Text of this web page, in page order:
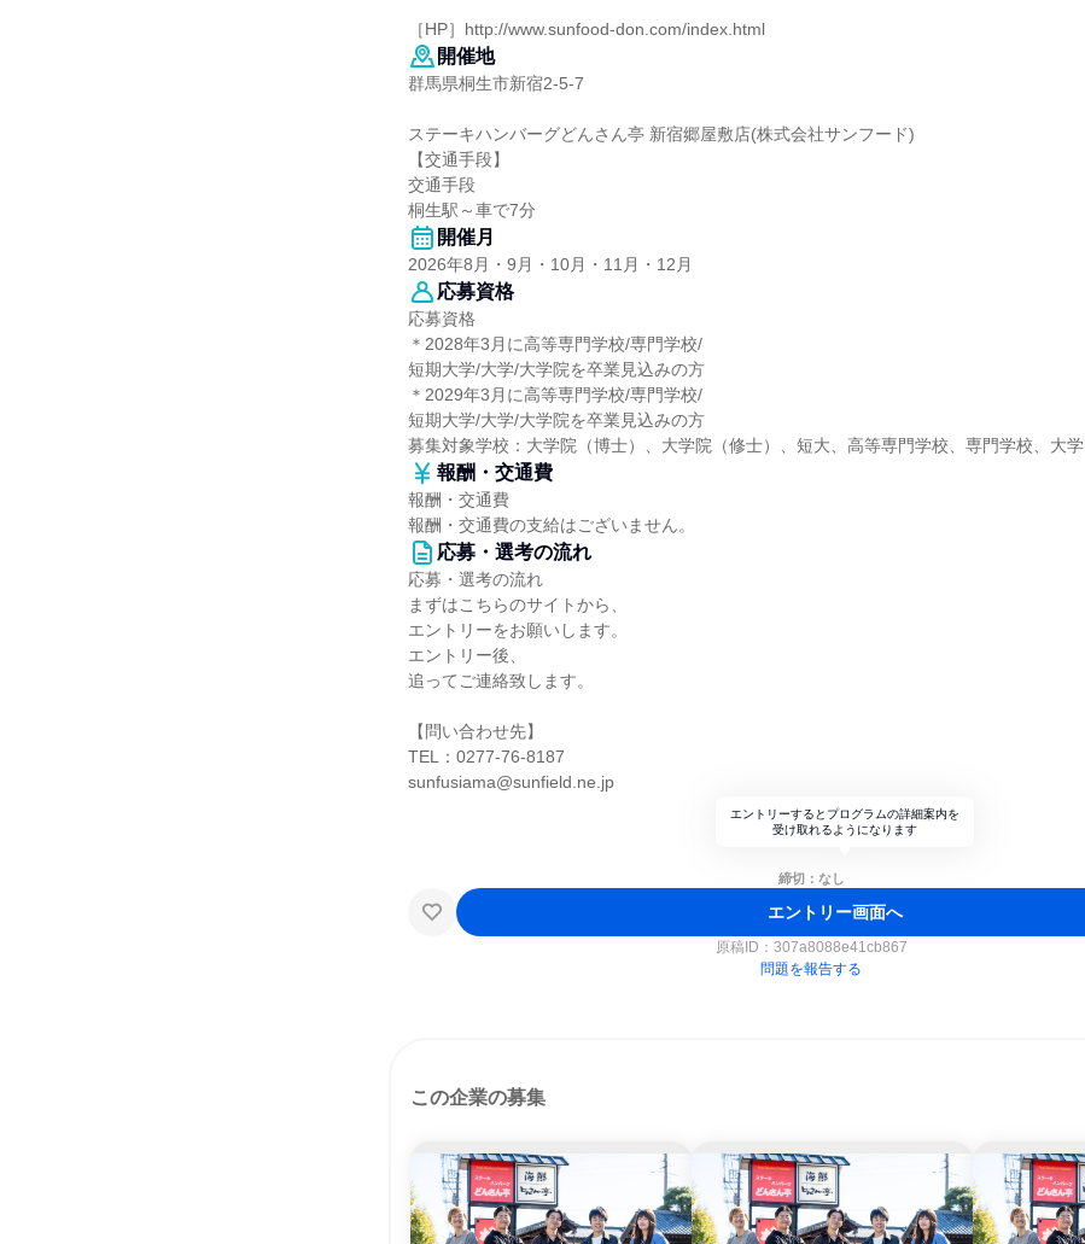
［HP］http://www.sunfood-don.com/index.html
開催地
群馬県桐生市新宿2-5-7
ステーキハンバーグどんさん亭 新宿郷屋敷店(株式会社サンフード)
【交通手段】
交通手段
桐生駅～車で7分
開催月
2026年8月・9月・10月・11月・12月
応募資格
応募資格
＊2028年3月に高等専門学校/専門学校/
短期大学/大学/大学院を卒業見込みの方
＊2029年3月に高等専門学校/専門学校/
短期大学/大学/大学院を卒業見込みの方
募集対象学校：大学院（博士）、大学院（修士）、短大、高等専門学校、専門学校、大学
報酬・交通費
報酬・交通費
報酬・交通費の支給はございません。
応募・選考の流れ
応募・選考の流れ
まずはこちらのサイトから、
エントリーをお願いします。
エントリー後、
追ってご連絡致します。
【問い合わせ先】
TEL：0277-76-8187
sunfusiama@sunfield.ne.jp
エントリーするとプログラムの詳細案内を
受け取れるようになります
締切：なし
エントリー画面へ
原稿ID： 307a8088e41cb867
問題を報告する
この企業の募集